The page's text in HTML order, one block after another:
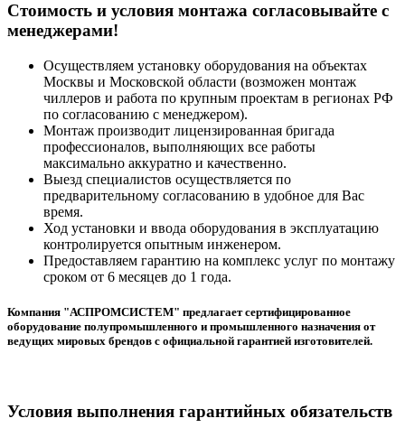
Cтоимость и условия монтажа согласовывайте с
менеджерами!
Осуществляем установку оборудования на объектах
Москвы и Московской области (возможен монтаж
чиллеров и работа по крупным проектам в регионах РФ
по согласованию с менеджером).
Монтаж производит лицензированная бригада
профессионалов, выполняющих все работы
максимально аккуратно и качественно.
Выезд специалистов осуществляется по
предварительному согласованию в удобное для Вас
время.
Ход установки и ввода оборудования в эксплуатацию
контролируется опытным инженером.
Предоставляем гарантию на комплекс услуг по монтажу
сроком от 6 месяцев до 1 года.
Компания "АСПРОМСИСТЕМ" предлагает сертифицированное
оборудование полупромышленного и промышленного назначения от
ведущих мировых брендов с официальной гарантией изготовителей.
Условия выполнения гарантийных обязательств